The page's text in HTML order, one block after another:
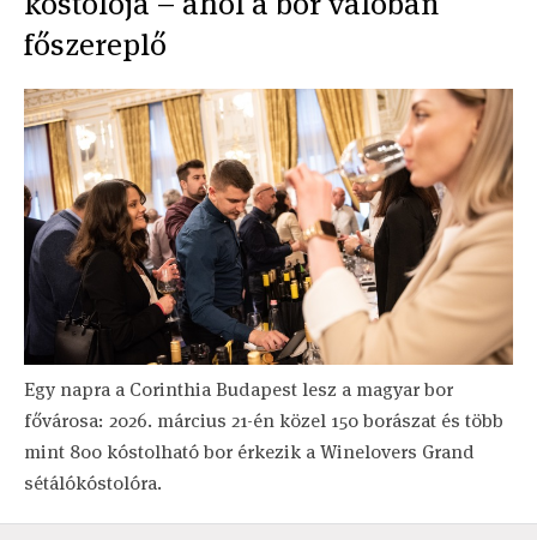
főszereplő
Egy napra a Corinthia Budapest lesz a magyar bor
fővárosa: 2026. március 21-én közel 150 borászat és több
mint 800 kóstolható bor érkezik a Winelovers Grand
sétálókóstolóra.